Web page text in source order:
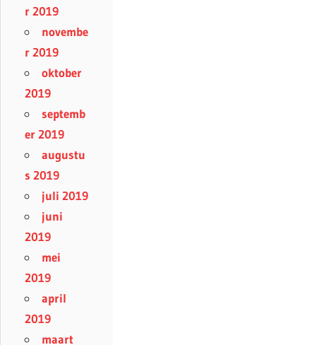
r 2019
novembe
r 2019
oktober
2019
septemb
er 2019
augustu
s 2019
juli 2019
juni
2019
mei
2019
april
2019
maart